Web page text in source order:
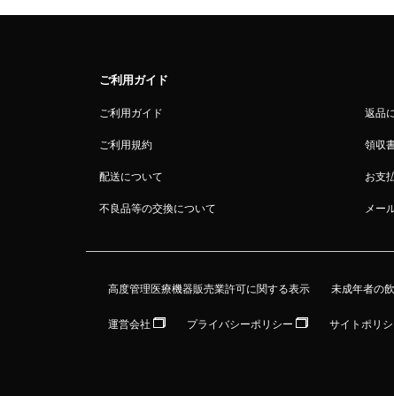
ご利用ガイド
ご利用ガイド
ご利用規約
配送について
不良品等の交換について
返品
領収
お支
メー
高度管理医療機器販売業許可に関する表示 未成年者の
運営会社 プライバシーポリシー サイトポリ